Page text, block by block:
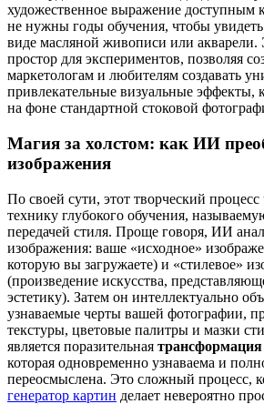
художественное выражение доступным
не нужны годы обучения, чтобы
виде масляной живописи или акварели.
простор для экспериментов, позволяя
маркетологам и любителям создавать
привлекательные визуальные эффекты,
на фоне стандартной стоковой
Магия за холстом: как ИИ
изображения
По своей сути, этот творческий процесс
технику глубокого обучения,
передачей стиля. Проще говоря, ИИ
изображения: ваше «исходное»
которую вы загружаете) и «стилевое»
(произведение искусства,
эстетику). Затем он интеллектуально
узнаваемые черты вашей фотографии,
текстуры, цветовые палитры и мазки
является поразительная
которая одновременно узнаваема и
переосмыслена. Это сложный процесс,
генератор картин делает невероятно